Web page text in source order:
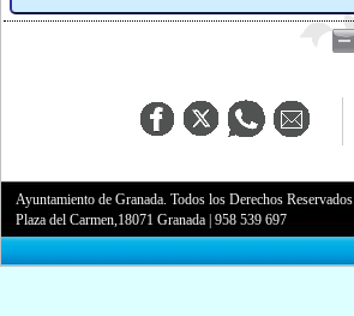
Ayuntamiento de Granada. Todos los Derechos Reservados.
Plaza del Carmen,18071 Granada |958 539 697